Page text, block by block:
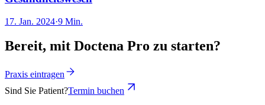
17. Jan. 2024·9 Min.
Bereit, mit Doctena Pro zu starten?
Praxis eintragen
Sind Sie Patient?Termin buchen